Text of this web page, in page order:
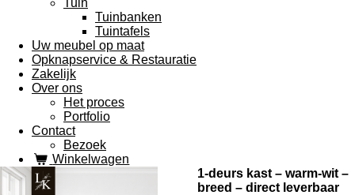
Tuin
Tuinbanken
Tuintafels
Uw meubel op maat
Opknapservice & Restauratie
Zakelijk
Over ons
Het proces
Portfolio
Contact
Bezoek
Winkelwagen
1-deurs kast – warm-wit –
breed – direct leverbaar